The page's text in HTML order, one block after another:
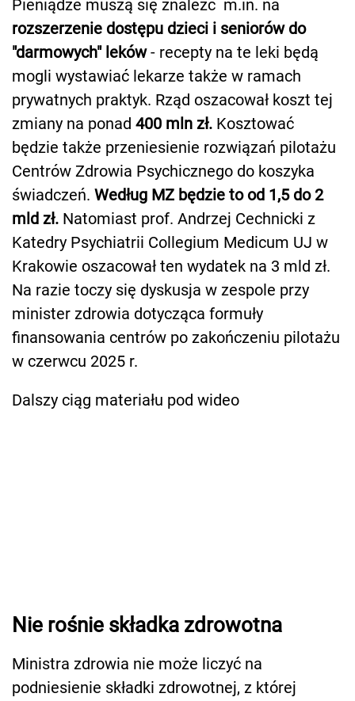
Pieniądze muszą się znaleźć m.in. na
rozszerzenie dostępu dzieci i seniorów do
"darmowych" leków- recepty na te leki będą
mogli wystawiać lekarze także w ramach
prywatnych praktyk. Rząd oszacował koszt tej
zmiany na ponad 400 mln zł. Kosztować
będzie także przeniesienie rozwiązań pilotażu
Centrów Zdrowia Psychicznego do koszyka
świadczeń. Według MZ będzie to od 1,5 do 2
mld zł. Natomiast prof. Andrzej Cechnicki z
Katedry Psychiatrii Collegium Medicum UJ w
Krakowie oszacował ten wydatek na 3 mld zł.
Na razie toczy się dyskusja w zespole przy
minister zdrowia dotycząca formuły
finansowania centrów po zakończeniu pilotażu
w czerwcu 2025 r.
Dalszy ciąg materiału pod wideo
Nie rośnie składka zdrowotna
Ministra zdrowia nie może liczyć na
podniesienie składki zdrowotnej, z której